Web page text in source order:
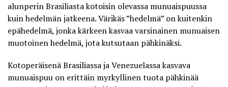
alunperin Brasiliasta kotoisin olevassa munuaispuussa
kuin hedelmän jatkeena. Värikäs ”hedelmä” on kuitenkin
epähedelmä, jonka kärkeen kasvaa varsinainen munuaisen
muotoinen hedelmä, jota kutsutaan pähkinäksi.
Kotoperäisenä Brasiliassa ja Venezuelassa kasvava
munuaispuu on erittäin myrkyllinen tuota pähkinää